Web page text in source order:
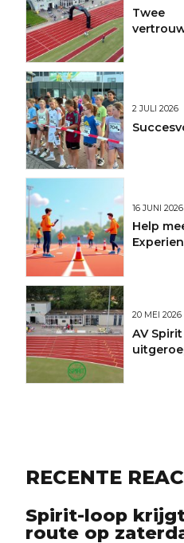
Twee
2 JULI 2026
16 JUNI 2026
Help
20 MEI 2026
AV
RECENTE
Spirit-loop
route op